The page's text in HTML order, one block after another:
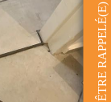
ÊTRE RAPPELÉ(E)